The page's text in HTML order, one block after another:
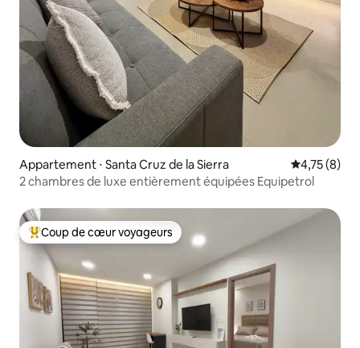
Appartement ⋅ Santa Cruz de la Sierra Évaluation
4,75 (8)
2 chambres de luxe entièrement équipées Equipetrol
Coups de cœur voyageurs les plus appréciés
Coup de cœur voyageurs